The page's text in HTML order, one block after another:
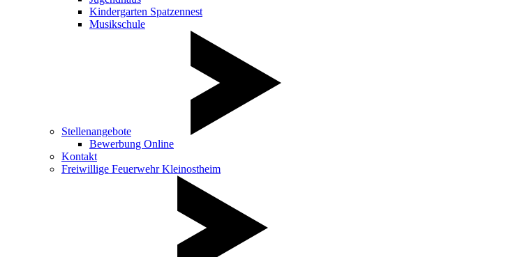
Kindergarten Spatzennest
Musikschule
Stellenangebote
Bewerbung Online
Kontakt
Freiwillige Feuerwehr Kleinostheim